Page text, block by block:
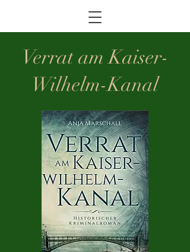
Verrat am Kaiser-
Wilhelm-Kanal